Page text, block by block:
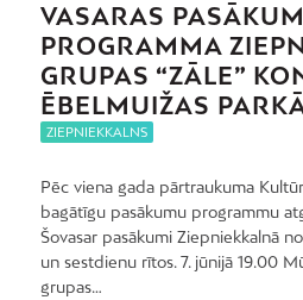
VASARAS
PROGRAMMA
GRUPAS “ZĀLE”
ĒBELMUIŽAS
ZIEPNIEKKALNS
Pēc viena gada pārtraukuma
bagātīgu pasākumu programmu
Šovasar pasākumi Ziepniekkalnā
un sestdienu rītos. 7. jūnijā 19.00
grupas…